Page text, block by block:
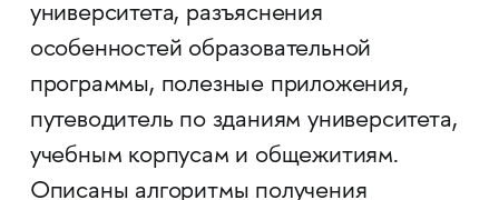
университета, разъяснения
особенностей образовательной
программы, полезные приложения,
путеводитель по зданиям университета,
учебным корпусам и общежитиям.
Описаны алгоритмы получения